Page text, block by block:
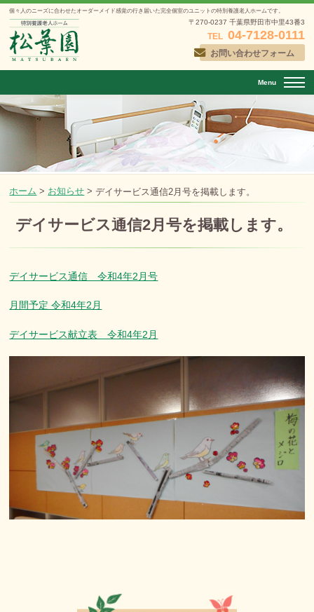
個々人のニーズに合わせたオーダーメイド感覚の行き届いた完全個室のユニットの特別養護老人ホームです。
〒270-0237 千葉県野田市中里43番3
TEL 04-7128-0111
お問い合わせフォーム
Menu
ホーム > お知らせ >デイサービス通信2月号を掲載します。
デイサービス通信2月号を掲載します。
デイサービス通信 令和4年2月号
月間予定 令和4年2月
デイサービス献立表 令和4年2月